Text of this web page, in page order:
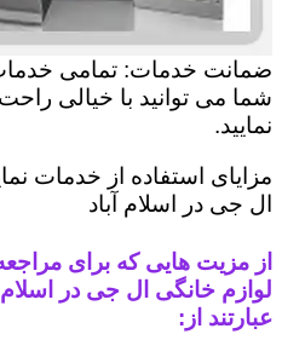
ضمانت خدمات: تمامی
شما می توانید با خیالی
نمایید.
مزایای استفاده از خدمات
ال جی در اسلام آباد
از مزیت هایی که برای
لوازم خانگی ال جی در اسلام
عبارتند از: